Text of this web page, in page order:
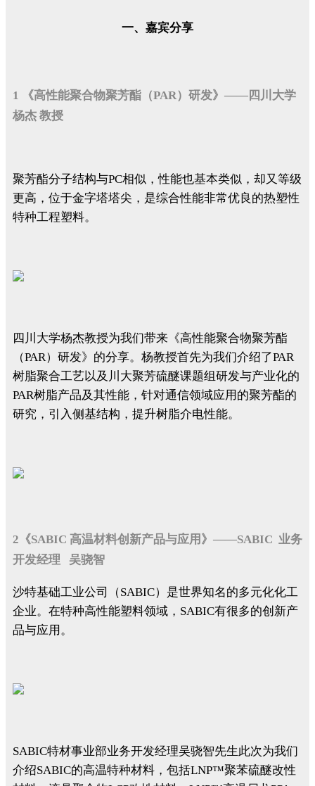
一、嘉宾分享
1 《高性能聚合物聚芳酯（PAR）研发》——四川大学
杨杰 教授
聚芳酯分子结构与PC相似，性能也基本类似，却又等级
更高，位于金字塔塔尖，是综合性能非常优良的热塑性
特种工程塑料。
四川大学杨杰教授为我们带来《高性能聚合物聚芳酯
（PAR）研发》的分享。杨教授首先为我们介绍了PAR
树脂聚合工艺以及川大聚芳硫醚课题组研发与产业化的
PAR树脂产品及其性能，针对通信领域应用的聚芳酯的
研究，引入侧基结构，提升树脂介电性能。
2《SABIC 高温材料创新产品与应用》——SABIC 业务
开发经理 吴骁智
沙特基础工业公司（SABIC）是世界知名的多元化化工
企业。在特种高性能塑料领域，SABIC有很多的创新产
品与应用。
SABIC特材事业部业务开发经理吴骁智先生此次为我们
介绍SABIC的高温特种材料，包括LNP™聚苯硫醚改性